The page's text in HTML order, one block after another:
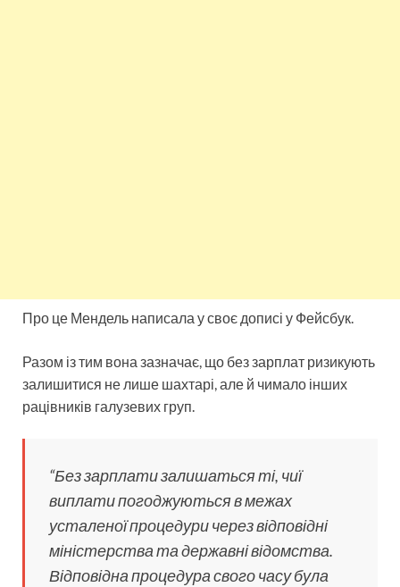
Про це Мендель написала у своє дописі у Фейсбук.
Разом із тим вона зазначає, що без зарплат ризикують
залишитися не лише шахтарі, але й чимало інших
рацівників галузевих груп.
“Без зарплати залишаться ті, чиї
виплати погоджуються в межах
усталеної процедури через відповідні
міністерства та державні відомства.
Відповідна процедура свого часу була